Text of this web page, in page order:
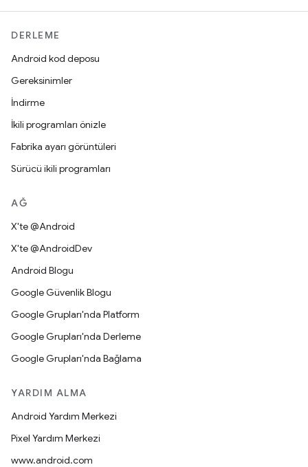
DERLEME
Android kod deposu
Gereksinimler
İndirme
İkili programları önizle
Fabrika ayarı görüntüleri
Sürücü ikili programları
AĞ
X'te @Android
X'te @AndroidDev
Android Blogu
Google Güvenlik Blogu
Google Grupları'nda Platform
Google Grupları'nda Derleme
Google Grupları'nda Bağlama
YARDIM ALMA
Android Yardım Merkezi
Pixel Yardım Merkezi
www.android.com